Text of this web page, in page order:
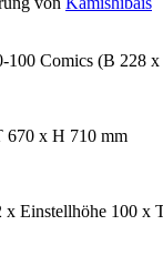
100 Comics (B 228
670 x H 710 mm
x Einstellhöhe 100 x